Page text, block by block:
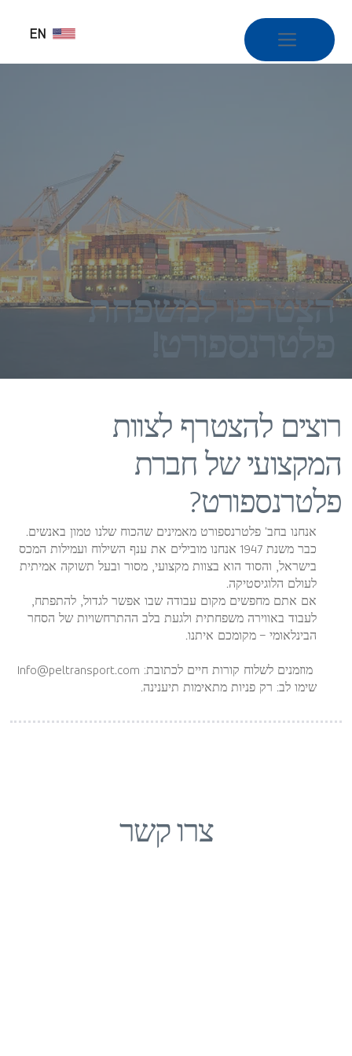
EN
הצטרפו למשפחת
רוצים להצטרף לצוות
המקצועי של חברת
פלטרנספורט?
אנחנו בחב' פלטרנספורט מאמינים שהכוח שלנו טמון באנשים.
כבר משנת 1947 אנחנו מובילים את ענף השילוח ועמילות המכס
בישראל, והסוד הוא בצוות מקצועי, מסור ובעל תשוקה אמיתית
לעולם הלוגיסטיקה.
אם אתם מחפשים מקום עבודה שבו אפשר לגדול, להתפתח,
לעבוד באווירה משפחתית ולגעת בלב ההתרחשויות של הסחר
הבינלאומי – מקומכם איתנו.
מוזמנים לשלוח קורות חיים לכתובת: Info@peltransport.com
שימו לב: רק פניות מתאימות תיענינה.
צרו קשר